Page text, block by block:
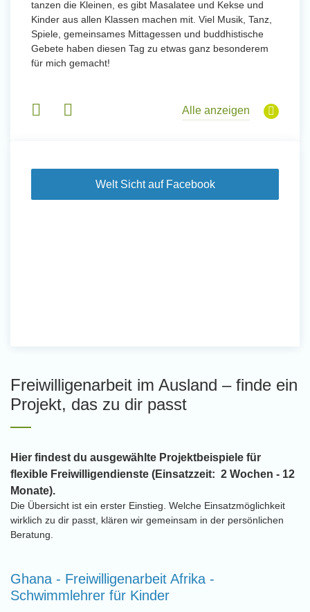
tanzen die Kleinen, es gibt Masalatee und Kekse und
Kinder aus allen Klassen machen mit. Viel Musik, Tanz,
Spiele, gemeinsames Mittagessen und buddhistische
Gebete haben diesen Tag zu etwas ganz besonderem
für mich gemacht!
Alle anzeigen
Welt Sicht auf Facebook
Freiwilligenarbeit im Ausland – finde ein
Projekt, das zu dir passt
Hier findest du ausgewählte Projektbeispiele für
flexible Freiwilligendienste (Einsatzzeit: 2 Wochen - 12
Monate).
Die Übersicht ist ein erster Einstieg. Welche Einsatzmöglichkeit
wirklich zu dir passt, klären wir gemeinsam in der persönlichen
Beratung.
Ghana - Freiwilligenarbeit Afrika -
Schwimmlehrer für Kinder